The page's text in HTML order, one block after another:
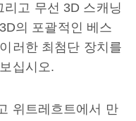
리고 무선 3D 스캐닝
의 포괄적인 베스
러한 최첨단 장치를
십시오.
위트레흐트에서 만